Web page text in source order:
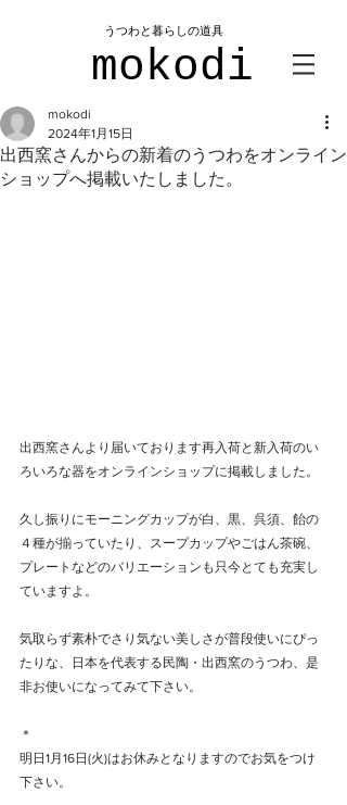
mokodi
​うつわと暮らしの道具
出西窯さんからの新着のうつわをオンライン
ショップへ掲載いたしました。
mokodi
2024年1月15日
出西窯さんより届いております再入荷と新入荷のい
ろいろな器をオンラインショップに掲載しました。
久し振りにモーニングカップが白、黒、呉須、飴の
４種が揃っていたり、スープカップやごはん茶碗、
プレートなどのバリエーションも只今とても充実し
ていますよ。
気取らず素朴でさり気ない美しさが普段使いにぴっ
たりな、日本を代表する民陶・出西窯のうつわ、是
非お使いになってみて下さい。
＊
明日1月16日(火)はお休みとなりますのでお気をつけ
下さい。